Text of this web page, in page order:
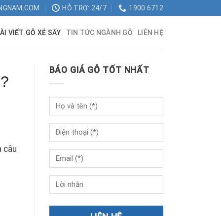
HỖ TRỢ: 24/7 1900 6712
VIẾT GỖ XẺ SẤY TIN TỨC NGÀNH GỖ LIÊN HỆ
câu
BÁO GIÁ GỖ TỐT NHẤT